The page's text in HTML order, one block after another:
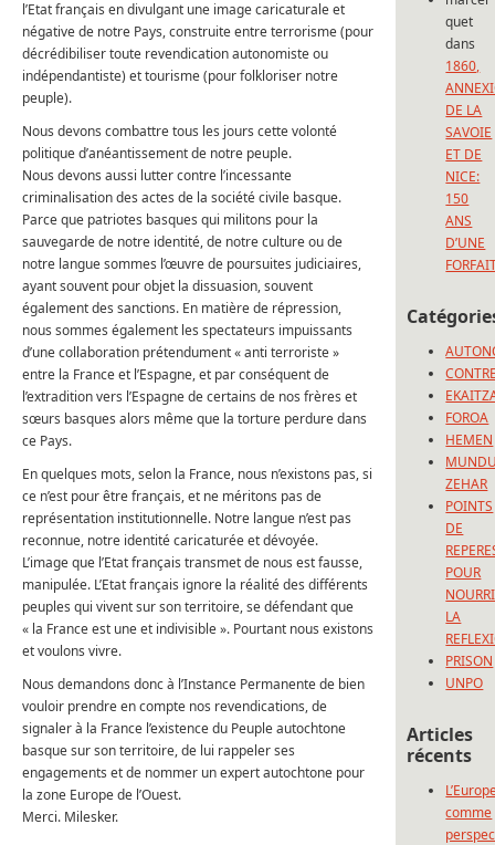
l’Etat français en divulgant une image caricaturale et
négative de notre Pays, construite entre terrorisme (pour
décrédibiliser toute revendication autonomiste ou
indépendantiste) et tourisme (pour folkloriser notre
peuple).
Nous devons combattre tous les jours cette volonté
politique d’anéantissement de notre peuple.
Nous devons aussi lutter contre l’incessante
criminalisation des actes de la société civile basque.
Parce que patriotes basques qui militons pour la
sauvegarde de notre identité, de notre culture ou de
notre langue sommes l’œuvre de poursuites judiciaires,
ayant souvent pour objet la dissuasion, souvent
également des sanctions. En matière de répression,
nous sommes également les spectateurs impuissants
d’une collaboration prétendument « anti terroriste »
entre la France et l’Espagne, et par conséquent de
l’extradition vers l’Espagne de certains de nos frères et
sœurs basques alors même que la torture perdure dans
ce Pays.
En quelques mots, selon la France, nous n’existons pas, si
ce n’est pour être français, et ne méritons pas de
représentation institutionnelle. Notre langue n’est pas
reconnue, notre identité caricaturée et dévoyée.
L’image que l’Etat français transmet de nous est fausse,
manipulée. L’Etat français ignore la réalité des différents
peuples qui vivent sur son territoire, se défendant que
« la France est une et indivisible ». Pourtant nous existons
et voulons vivre.
Nous demandons donc à l’Instance Permanente de bien
vouloir prendre en compte nos revendications, de
signaler à la France l’existence du Peuple autochtone
basque sur son territoire, de lui rappeler ses
engagements et de nommer un expert autochtone pour
la zone Europe de l’Ouest.
Merci. Milesker.
quet
dans
1860,
DE LA
SAVOIE
ET DE
NICE:
150
ANS
D’UNE
FOROA
HEMEN
ZEHAR
POINTS
DE
POUR
LA
PRISON
UNPO
Articles
récents
comme